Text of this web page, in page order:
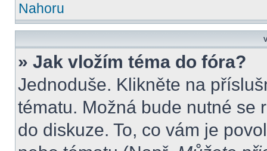
Nahoru
» Jak vložím téma do fóra?
Jednoduše. Klikněte na
tématu. Možná bude nutné se
do diskuze. To, co vám je